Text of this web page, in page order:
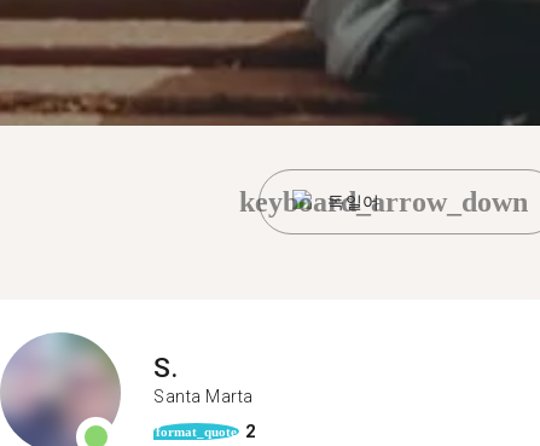
독일어
keyboard_arrow_down
S.
Santa Marta
format_quote 2